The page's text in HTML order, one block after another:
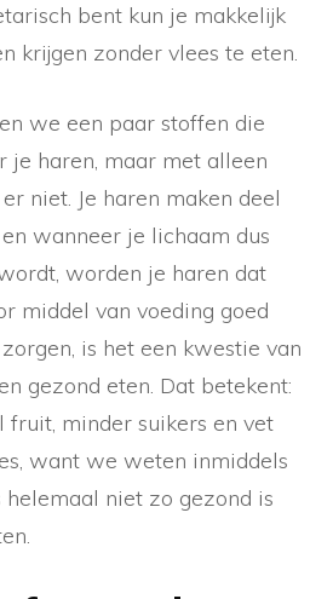
bent kun je makkelijk
krijgen zonder vlees te eten.
we een paar stoffen die
je haren, maar met alleen
niet. Je haren maken deel
wanneer je lichaam dus
worden je haren dat
middel van voeding goed
is het een kwestie van
gezond eten. Dat betekent:
fruit, minder suikers en vet
want we weten inmiddels
niet zo gezond is